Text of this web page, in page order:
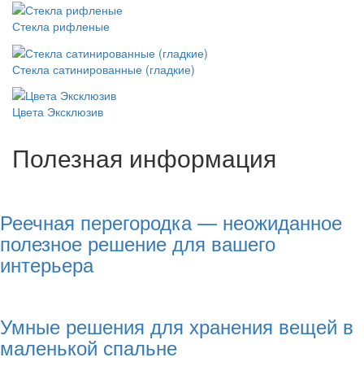
Стекла рифленые
Стекла сатинированные (гладкие)
Цвета Эксклюзив
Полезная информация
Реечная перегородка — неожиданное
полезное решение для вашего
интерьера
Умные решения для хранения вещей в
маленькой спальне